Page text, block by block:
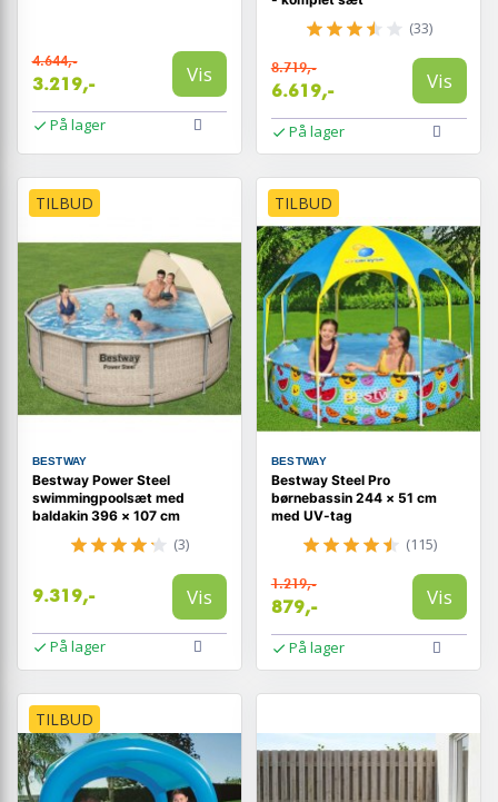
4.644,-
3.219,- Vis
På lager
(33)
8.719,-
6.619,- Vis
På lager
TILBUD
BESTWAY
Bestway Power Steel
swimmingpoolsæt med
baldakin 396 × 107 cm
(3)
9.319,- Vis
På lager
TILBUD
BESTWAY
Bestway Steel Pro
børnebassin 244 × 51 cm
med UV-tag
(115)
1.219,-
879,- Vis
På lager
TILBUD